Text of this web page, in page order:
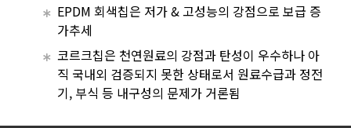
EPDM 회색칩은 저가 & 고성능의 강점으로 보급 증
가추세
코르크칩은 천연원료의 강점과 탄성이 우수하나 아
직 국내외 검증되지 못한 상태로서 원료수급과 정전
기, 부식 등 내구성의 문제가 거론됨